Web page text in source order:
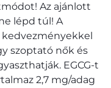
Az ajánlott
lépd túl! A
kedvezményekkel
szoptató nők és
EGCG-t
2,7 mg/adag